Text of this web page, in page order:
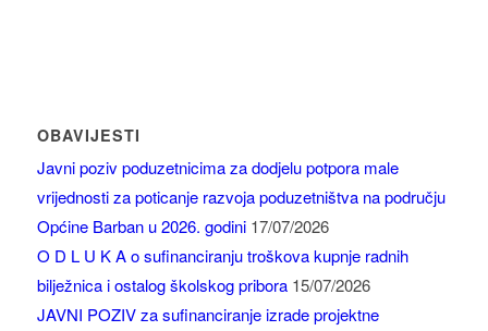
OBAVIJESTI
Javni poziv poduzetnicima za dodjelu potpora male
vrijednosti za poticanje razvoja poduzetništva na području
Općine Barban u 2026. godini 17/07/2026
O D L U K A o sufinanciranju troškova kupnje radnih
bilježnica i ostalog školskog pribora 15/07/2026
JAVNI POZIV za sufinanciranje izrade projektne